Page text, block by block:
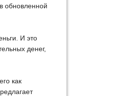
обновленной
И это
денег,
как